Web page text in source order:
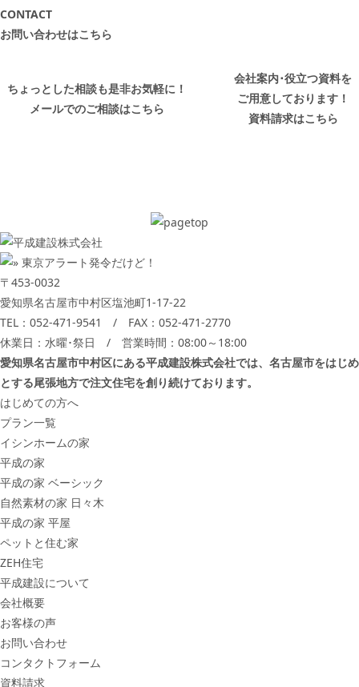
CONTACT
お問い合わせはこちら
ちょっとした相談も是非お気軽に！
メールでのご相談はこちら
会社案内･役立つ資料を
ご用意しております！
資料請求はこちら
〒453-0032
愛知県名古屋市中村区塩池町1-17-22
TEL： 052-471-9541
/ FAX：052-471-2770
休業日：水曜･祭日 / 営業時間：08:00～18:00
愛知県名古屋市中村区にある平成建設株式会社では、名古屋市をはじめ
とする尾張地方で注文住宅を創り続けております。
はじめての方へ
プラン一覧
イシンホームの家
平成の家
平成の家 ベーシック
自然素材の家 日々木
平成の家 平屋
ペットと住む家
ZEH住宅
平成建設について
会社概要
お客様の声
お問い合わせ
コンタクトフォーム
資料請求